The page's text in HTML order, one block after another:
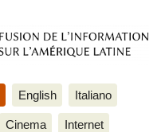
English Italiano
Cinema Internet